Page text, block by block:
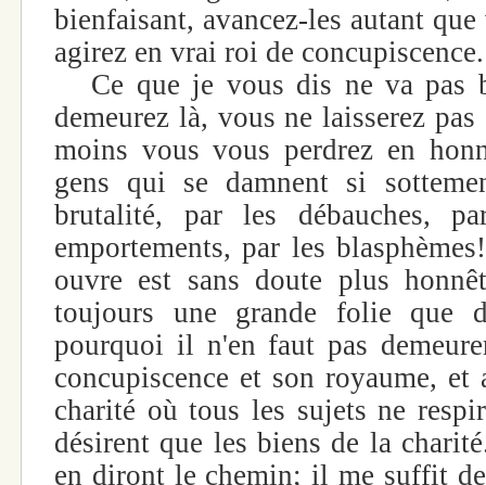
bienfaisant, avancez-les autant
agirez en vrai roi de concupiscence.
Ce que je vous dis ne va pas
demeurez là, vous ne laisserez
moins vous vous perdrez en
gens qui se damnent si
brutalité, par les débauches,
emportements, par les
ouvre est sans doute plus
toujours une grande folie que
pourquoi il n'en faut pas
concupiscence et son royaume, et
charité où tous les sujets ne
désirent que les biens de la
en diront le chemin; il me suffit